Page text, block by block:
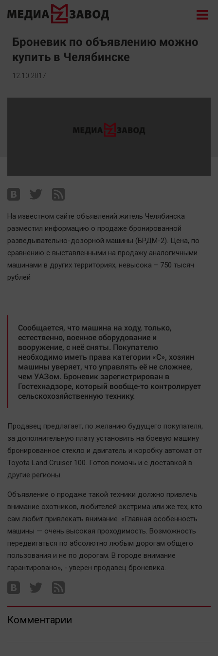
Новости
Экономика
Происшествия
Поиск
Наша победа
Общество
Политика
Здоровье
Культура
Курилка
Мнения
Спорт
Технологии
Отраслевые темы
Образование
Автомобили
XX век: криминальные уроки
Банки
Новости компаний
Прогулки по городу Ч
Спецпроект
Статистика
Челябинск космический
Bookworms
Броневик по объявлению можно
купить в Челябинске
12.10.2017
На известном сайте объявлений житель Челябинска
разместил информацию о продаже бронированной
разведывательно-дозорной машины (БРДМ-2). Цена, по
сравнению с выставленными на продажу аналогичными
машинами в других территориях, невысока – 750 тысяч
рублей
.
Сообщается, что машина на ходу, только,
естественно, военное оборудование и
вооружение, с неё сняты. Покупателю
необходимо иметь права категории «С», хозяин
машины уверяет, что управлять её не сложнее,
чем УАЗом. Броневик зарегистрирован в
Гостехнадзоре, который вообще-то контролирует
сельскохозяйственную технику.
Продавец предлагает, по желанию будущего покупателя,
за дополнительную плату установить на боевую машину
бронированное стекло и двигатель и коробку автомат от
Toyota Land Cruiser 100. Готов помочь и с доставкой в
другие регионы.
Объявление о продаже такой техники должно привлечь
внимание охотников, любителей экстрима или же тех, кто
сам любит привлекать внимание. «Главная особенность
машины — очень высокая проходимость. Возможность
передвигаться по абсолютно любым дорогам общего
пользования и не по дорогам. В городе внимание
гарантировано», - уверен продавец броневика.
Комментарии